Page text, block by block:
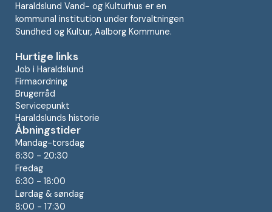
Haraldslund Vand- og Kulturhus er en
kommunal institution under forvaltningen
Sundhed og Kultur, Aalborg Kommune.
Hurtige links
Job i Haraldslund
Firmaordning
Brugerråd
Servicepunkt
Haraldslunds historie
Åbningstider
Mandag-torsdag
6:30 - 20:30
Fredag
6:30 - 18:00
Lørdag & søndag
8:00 - 17:30